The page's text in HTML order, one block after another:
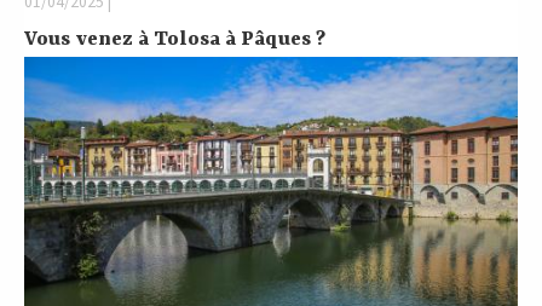
Vous venez à Tolosa à Pâques ?